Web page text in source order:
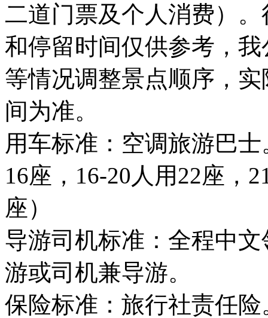
二道门票及个人消费）
和停留时间仅供参考，
等情况调整景点顺序，
间为准。
用车标准：空调旅游巴
16座，16-20人用22座，
座）
导游司机标准：全程中
游或司机兼导游。
保险标准：旅行社责任险